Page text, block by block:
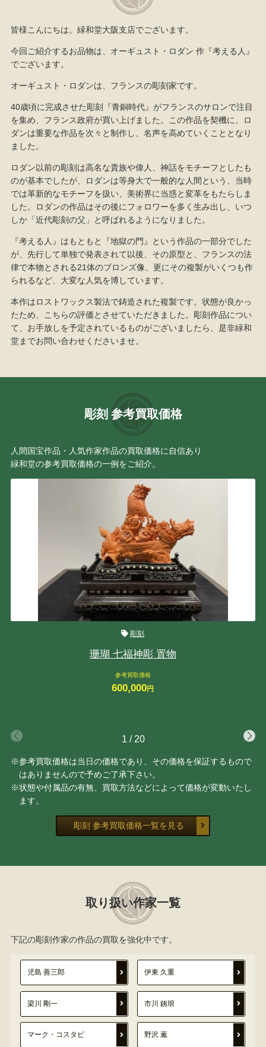
皆様こんにちは。緑和堂大阪支店でございます。
今回ご紹介するお品物は、オーギュスト・ロダン 作『考える人』
でございます。
オーギュスト・ロダンは、フランスの彫刻家です。
40歳頃に完成させた彫刻『青銅時代』がフランスのサロンで注目
を集め、フランス政府が買い上げました。この作品を契機に、ロ
ダンは重要な作品を次々と制作し、名声を高めていくこととなり
ました。
ロダン以前の彫刻は高名な貴族や偉人、神話をモチーフとしたも
のが基本でしたが、ロダンは等身大で一般的な人間という、当時
では革新的なモチーフを扱い、美術界に当惑と変革をもたらしま
した。ロダンの作品はその後にフォロワーを多く生み出し、いつ
しか「近代彫刻の父」と呼ばれるようになりました。
『考える人』はもともと『地獄の門』という作品の一部分でした
が、先行して単独で発表されて以後、その原型と、フランスの法
律で本物とされる21体のブロンズ像、更にその複製がいくつも作
られるなど、大変な人気を博しています。
本作はロストワックス製法で鋳造された複製です。状態が良かっ
たため、こちらの評価とさせていただきました。彫刻作品につい
て、お手放しを予定されているものがございましたら、是非緑和
堂までお問い合わせくださいませ。
彫刻 参考買取価格
人間国宝作品・人気作家作品の買取価格に自信あり
緑和堂の参考買取価格の一例をご紹介。
彫刻
珊瑚 七福神彫 置物
参考買取価格
600,000円
1 / 20
※参考買取価格は当日の価格であり、その価格を保証するもので
はありませんので予めご了承下さい。
※状態や付属品の有無、買取方法などによって価格が変動いたし
ます。
彫刻 参考買取価格一覧を見る
取り扱い作家一覧
下記の彫刻作家の作品の買取を強化中です。
児島 善三郎 伊東 久重
梁川 剛一 市川 銕琅
マーク・コスタビ 野沢 薫